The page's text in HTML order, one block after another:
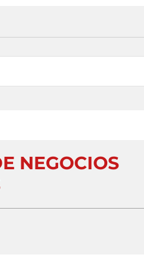
NEGOCIOS